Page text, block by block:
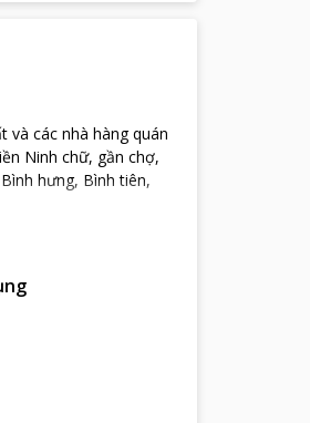
và các nhà hàng quán
Ninh chữ, gần chợ,
hưng, Bình tiên,